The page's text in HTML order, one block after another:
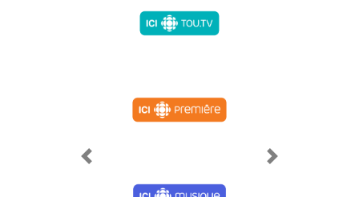
Previous Next